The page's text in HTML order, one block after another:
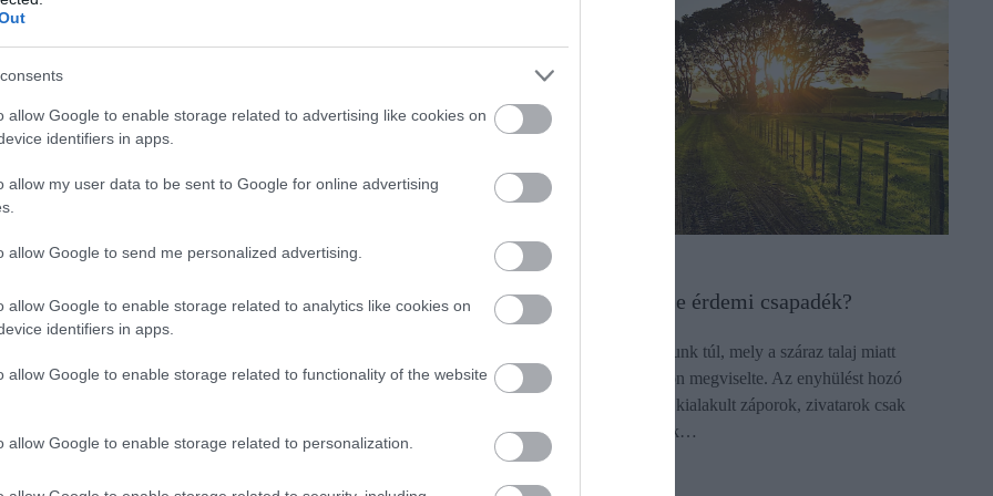
allow Google to enable storage related to advertising like cookies on
identifiers in apps.
allow my user data to be sent to Google for online advertising
allow Google to send me personalized advertising.
allow Google to enable storage related to analytics like cookies on
identifiers in apps.
allow Google to enable storage related to functionality of the website
allow Google to enable storage related to personalization.
IDŐJÁRÁS
Jön-e a héten hőhullám? Itt a friss előrejelzés
nem tér vissza, a hőmérséklet csúcsértéke általában 30 Celsius-
IDŐJÁRÁS
Hőhullám után: jön-e érdemi csapadék?
Rekord hőhullámon vagyunk túl, mely a száraz talaj miatt
kultúrnövényeinket nagyon megviselte. Az enyhülést hozó
hidegfront környezetében kialakult záporok, zivatarok csak
kisebb körzetekben hoztak…